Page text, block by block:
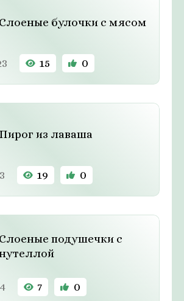
Слоеные булочки с мясом
15 0
Пирог из лаваша
19 0
Слоеные подушечки с
7 0